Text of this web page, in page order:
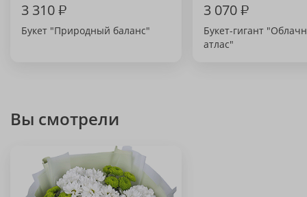
3 310₽
Букет "Природный баланс"
3 070₽
Букет-гигант
атлас"
Вы смотрели